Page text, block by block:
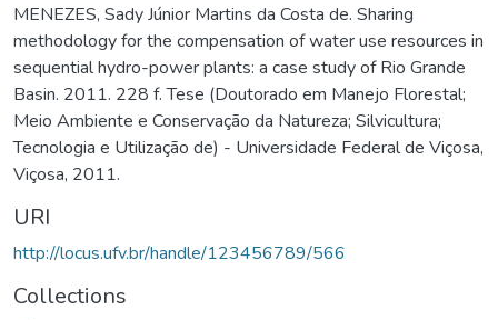
MENEZES, Sady Júnior Martins da Costa de. Sharing
methodology for the compensation of water use resources in
sequential hydro-power plants: a case study of Rio Grande
Basin. 2011. 228 f. Tese (Doutorado em Manejo Florestal;
Meio Ambiente e Conservação da Natureza; Silvicultura;
Tecnologia e Utilização de) - Universidade Federal de Viçosa,
Viçosa, 2011.
URI
http://locus.ufv.br/handle/123456789/566
Collections